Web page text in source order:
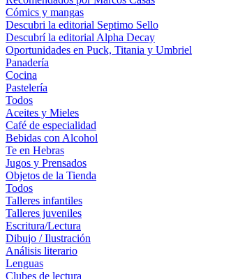
Cómics y mangas
Descubri la editorial Septimo Sello
Descubrí la editorial Alpha Decay
Oportunidades en Puck, Titania y Umbriel
Panadería
Cocina
Pastelería
Todos
Aceites y Mieles
Café de especialidad
Bebidas con Alcohol
Te en Hebras
Jugos y Prensados
Objetos de la Tienda
Todos
Talleres infantiles
Talleres juveniles
Escritura/Lectura
Dibujo / Ilustración
Análisis literario
Lenguas
Clubes de lectura